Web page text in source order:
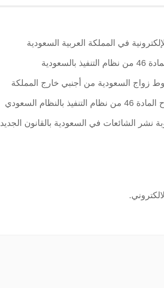
في المملكة العربية السعودية
زواج السعودية من أجنبي خارج المملكة
بالنظام السعودي
الشائعات في السعودية بالقانون الجديد 1441